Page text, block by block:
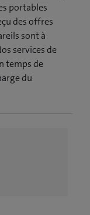
portables
des offres
sont à
services de
temps de
du